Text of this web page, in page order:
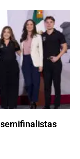
semifinalistas